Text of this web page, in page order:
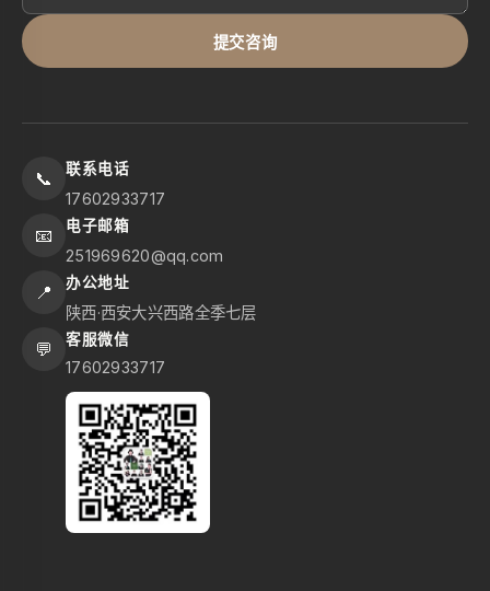
提交咨询
📞 联系电话
17602933717
📧 电子邮箱
251969620@qq.com
📍 办公地址
陕西·西安大兴西路全季七层
💬 客服微信
17602933717